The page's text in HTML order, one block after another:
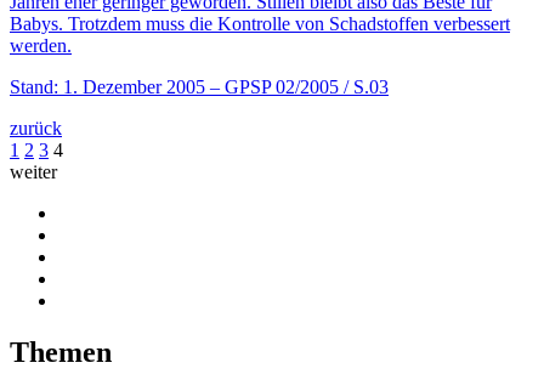
Babys. Trotzdem muss die Kontrolle von Schadstoffen verbessert
werden.
Stand: 1. Dezember 2005 – GPSP 02/2005 / S.03
zurück
1 2 3 4
weiter
Themen